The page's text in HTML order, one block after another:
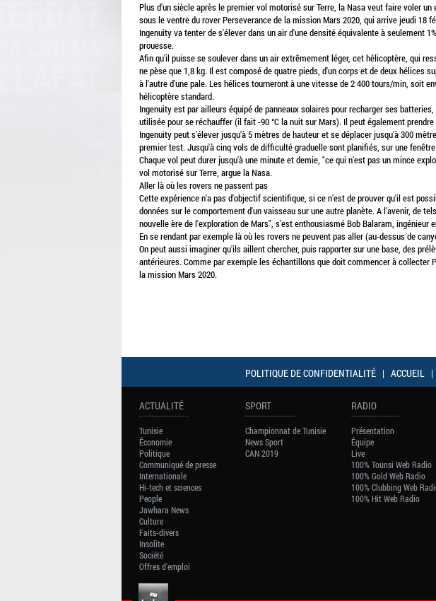
Plus d'un siècle après le premier vol motorisé sur Terre, la Nasa veut faire voler un
sous le ventre du rover Perseverance de la mission Mars 2020, qui arrive jeudi 18
Ingenuity va tenter de s'élever dans un air d'une densité équivalente à seulement
prouesse.
Afin qu'il puisse se soulever dans un air extrêmement léger, cet hélicoptère, qui
ne pèse que 1,8 kg. Il est composé de quatre pieds, d'un corps et de deux hélices
à l'autre d'une pale. Les hélices tourneront à une vitesse de 2 400 tours/min, soit
hélicoptère standard.
Ingenuity est par ailleurs équipé de panneaux solaires pour recharger ses
utilisée pour se réchauffer (il fait -90 °C la nuit sur Mars). Il peut également
Ingenuity peut s'élever jusqu'à 5 mètres de hauteur et se déplacer jusqu'à 300
premier test. Jusqu'à cinq vols de difficulté graduelle sont planifiés, sur une
Chaque vol peut durer jusqu'à une minute et demie, "ce qui n'est pas un mince
vol motorisé sur Terre, argue la Nasa.
Aller là où les rovers ne passent pas
Cette expérience n'a pas d'objectif scientifique, si ce n'est de prouver qu'il est
données sur le comportement d'un vaisseau sur une autre planète. A l'avenir, de
nouvelle ère de l'exploration de Mars", s'est enthousiasmé Bob Balaram, ingénieur
En se rendant par exemple là où les rovers ne peuvent pas aller (au-dessus de
On peut aussi imaginer qu'ils aillent chercher, puis rapporter sur une base, des
antérieures. Comme par exemple les échantillons que doit commencer à collecter
la mission Mars 2020.
POLITIQUE DE CONFIDENTIALITÉ | ACCUEIL |
ACTUALITÉ
Tunisie
Économie
Politique
Communiqué de presse
Internationale
Hi-tech et sciences
People
Jawhara News
Culture
Faits-divers
Insolite
Société
Offres d'emploi
SPORT
Championnat de Tunisie
News Sport
CAN 2019
RADIO
Présentation
Équipe
Live
100% Tounsi Web Radio
100% Gold Web Radio
100% Clubbing Web
100% Hit Web Radio